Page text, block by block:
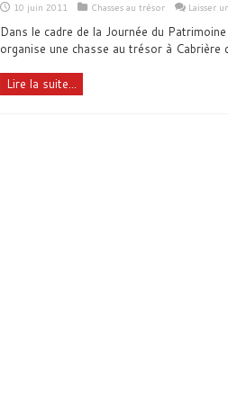
10 juin 2011 Chasses au trésor Laisser
Dans le cadre de la Journée du
organise une chasse au trésor à
Lire la suite...